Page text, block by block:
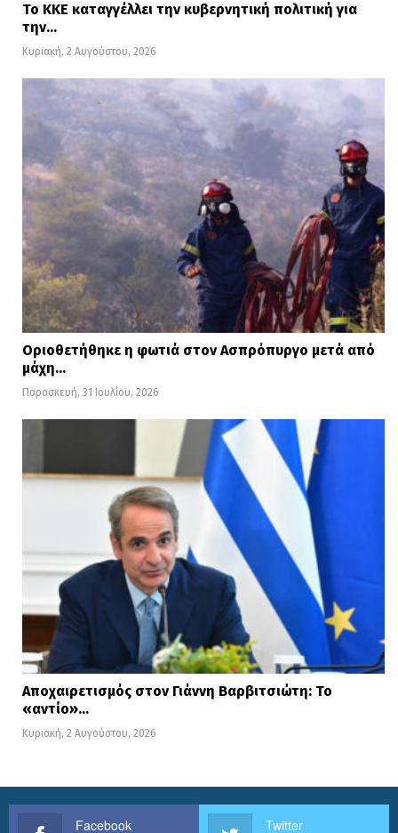
Το ΚΚΕ καταγγέλλει την κυβερνητική πολιτική για
την…
Κυριακή, 2 Αυγούστου, 2026
Οριοθετήθηκε η φωτιά στον Ασπρόπυργο μετά από
μάχη…
Παρασκευή, 31 Ιουλίου, 2026
Αποχαιρετισμός στον Γιάννη Βαρβιτσιώτη: Το
«αντίο»…
Κυριακή, 2 Αυγούστου, 2026
Facebook Twitter